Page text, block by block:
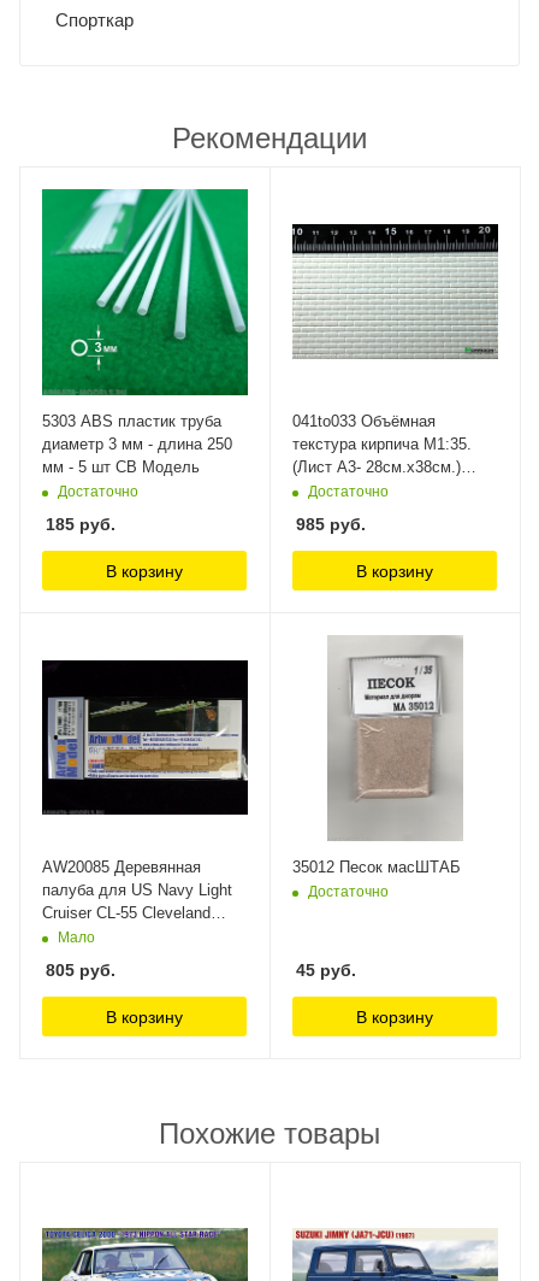
Спорткар
Рекомендации
5303 ABS пластик труба
диаметр 3 мм - длина 250
мм - 5 шт СВ Модель
Достаточно
185 руб.
В корзину
041to033 Объёмная
текстура кирпича М1:35.
(Лист А3- 28см.х38см.)
Morrison
Достаточно
985 руб.
В корзину
AW20085 Деревянная
палуба для US Navy Light
Cruiser CL-55 Cleveland
ArtWox Model
Мало
805 руб.
В корзину
35012 Песок масШТАБ
Достаточно
45 руб.
В корзину
Похожие товары